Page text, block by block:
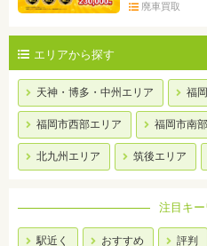
廃車買取
エリアから探す
天神・博多・中州エリア 福
福岡市西部エリア 福岡市南
北九州エリア 筑後エリア
注目キ
駅近く おすすめ 評判